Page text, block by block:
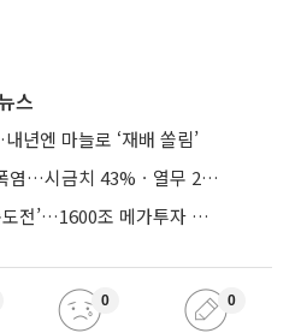
스
년엔 마늘로 ‘재배 쏠림’
생산부터 밥상까지 덮친 폭염…시금치 43%ㆍ열무 28% 급등
용인·호남 반도체 산단 ‘속도전’…1600조 메가투자 이행 총력
0 0